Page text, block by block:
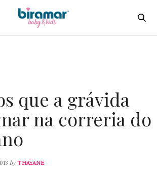
que a grávida
na correria do
by THAYANE